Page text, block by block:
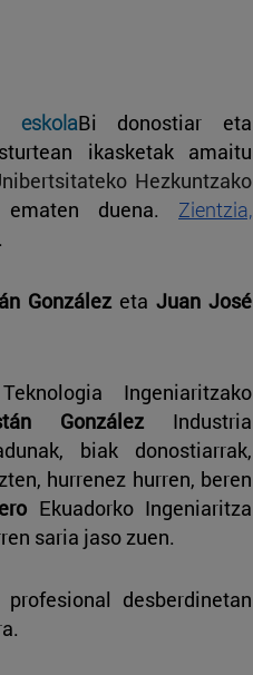
eskolaBi donostiar eta
ikasketak amaitu
Hezkuntzako
ematen duena. Zientzia,
.
Gonzálezeta Juan José
Ingeniaritzako
González Industria
biak donostiarrak,
hurrenez hurren, beren
Ekuadorko Ingeniaritza
saria jaso zuen.
desberdinetan